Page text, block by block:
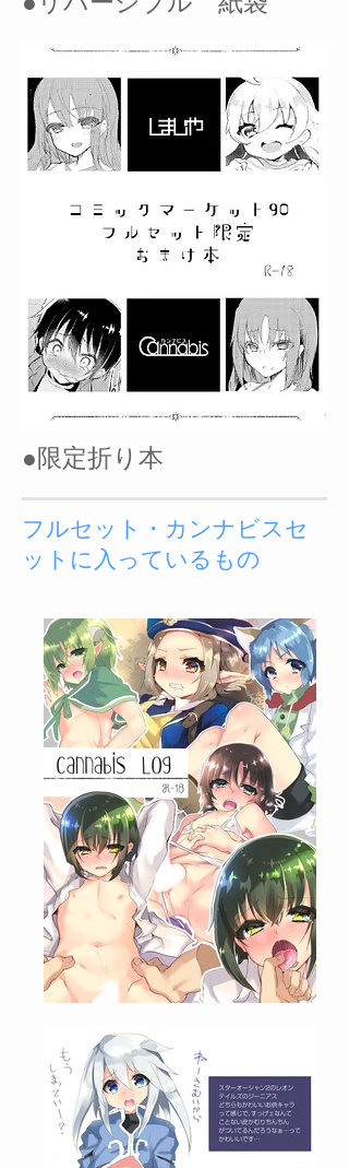
●限定折り本
フルセット・カンナビスセ
ットに入っているもの